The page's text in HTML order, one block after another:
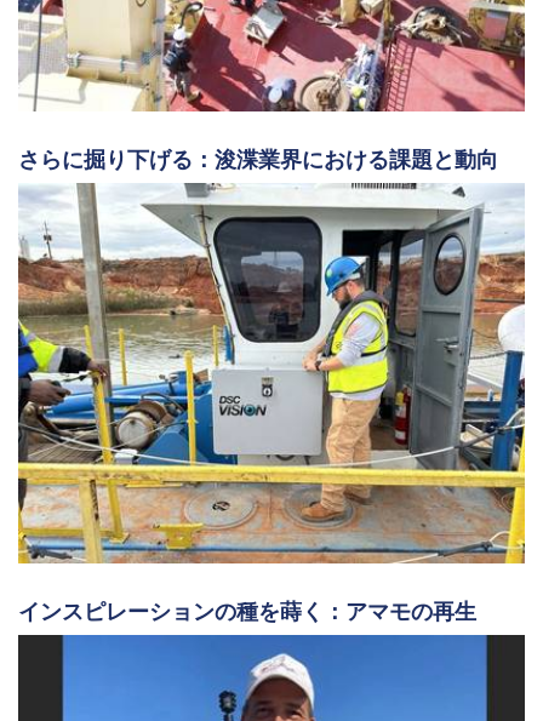
さらに掘り下げる：浚渫業界における課題と動向
インスピレーションの種を蒔く：アマモの再生